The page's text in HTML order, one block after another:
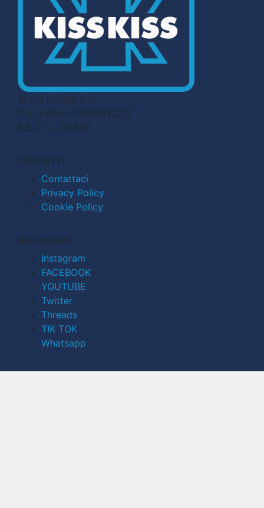
© CN MEDIA S.r.l.
C.F. e P.IVA 04998911210
R.E.A. n. 727803
CONTATTI
Contattaci
Privacy Policy
Cookie Policy
SEGUICI SU
Instagram
FACEBOOK
YOUTUBE
Twitter
Threads
TIK TOK
Whatsapp